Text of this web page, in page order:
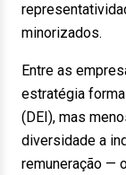
minorizados.
Entre as
estratégia
(DEI), mas
diversidade a
remuneração —